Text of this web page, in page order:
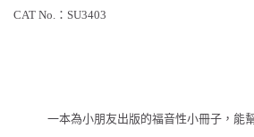
CAT No.：SU3403
一本為小朋友出版的福音性小冊子，能